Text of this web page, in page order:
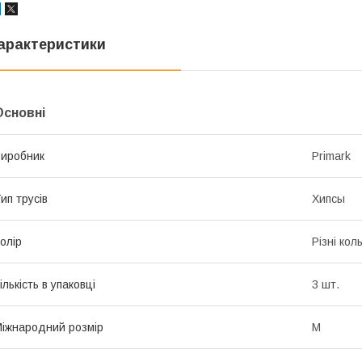
Primark
трусів Хипсы
Різні
в упаковці 3 шт.
розмір M